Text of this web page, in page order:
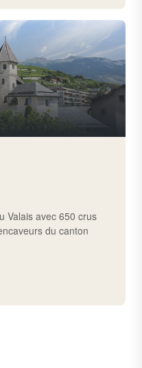
Valais avec 650 crus
du canton